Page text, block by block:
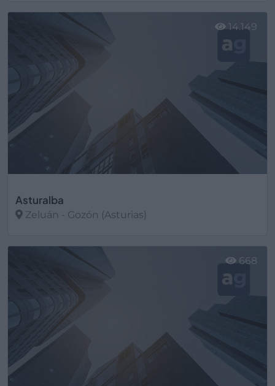
Asturalba
Zeluán - Gozón (Asturias)
14.149
668